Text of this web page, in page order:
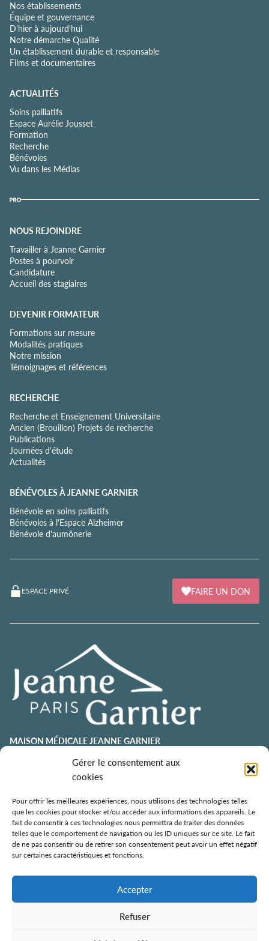
Gérer le consentement aux
cookies
Pour offrir les meilleures expériences, nous utilisons des technologies telles
que les cookies pour stocker et/ou accéder aux informations des appareils. Le
fait de consentir à ces technologies nous permettra de traiter des données
telles que le comportement de navigation ou les ID uniques sur ce site. Le fait
de ne pas consentir ou de retirer son consentement peut avoir un effet négatif
sur certaines caractéristiques et fonctions.
Accepter
Refuser
Nos établissements
Équipe et gouvernance
D'hier à aujourd'hui
Notre démarche Qualité
Un établissement durable et responsable
Films et documentaires
ACTUALITÉS
Soins palliatifs
Espace Aurélie Jousset
Formation
Recherche
Bénévoles
Vu dans les Médias
NOUS REJOINDRE
Travailler à Jeanne Garnier
Postes à pourvoir
Candidature
Accueil des stagiaires
DEVENIR FORMATEUR
Formations sur mesure
Modalités pratiques
Notre mission
Témoignages et références
RECHERCHE
Recherche et Enseignement Universitaire
Ancien (Brouillon) Projets de recherche
Publications
Journées d'étude
Actualités
BÉNÉVOLES À JEANNE GARNIER
Bénévole en soins palliatifs
Bénévoles à l'Espace Alzheimer
Bénévole d'aumônerie
ESPACE PRIVÉ FAIRE UN DON
MAISON MÉDICALE JEANNE GARNIER
contact@jeannegarnier-paris.org
01 43 92 21 00
106 avenue Émile Zola
75015 Paris
ESPACE AURÉLIE JOUSSET
01 43 92 21 98
108, avenue Émile Zola
75015 Paris
ÉCOLE DE SOINS PALLIATIFS
106 avenue Émile Zola